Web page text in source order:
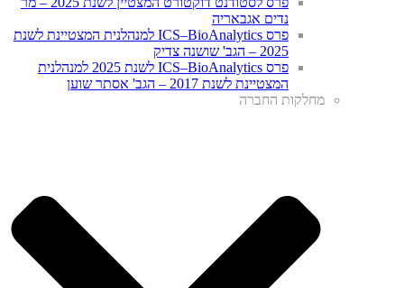
נדים אגבאריה
פרס ICS–BioAnalytics למנהלנית המצטיינת לשנת
2025 – הגב' שושנה צדיק
פרס ICS–BioAnalytics לשנת 2025 למנהלנית
המצטיינת לשנת 2017 – הגב' אסתר שוען
מחלקות החברה